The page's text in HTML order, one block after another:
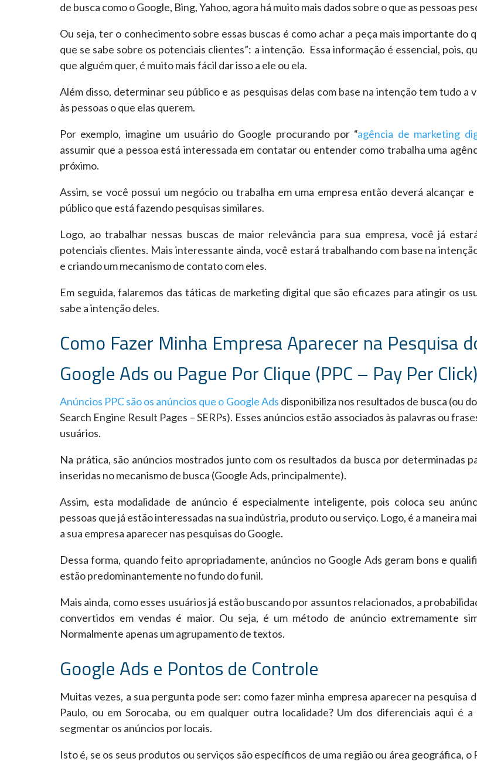
de busca como o Google, Bing, Yahoo, agora há muito mais dados sobre o que as pessoas
Ou seja, ter o conhecimento sobre essas buscas é como achar a peça mais importante do
que se sabe sobre os potenciais clientes”: a intenção. Essa informação é essencial, pois,
que alguém quer, é muito mais fácil darissoa ele ou ela.
Além disso, determinar seu público e as pesquisas delas com base na intenção tem tudo a
às pessoas o que elas querem.
Por exemplo, imagine um usuário do Google procurando por “agência de marketing
assumir que a pessoa está interessada em contatar ou entender como trabalha uma
próximo.
Assim, se você possui um negócio ou trabalha em uma empresa então deverá alcançar
público que está fazendo pesquisas similares.
Logo, ao trabalhar nessas buscas de maior relevância para sua empresa, você já
potenciais clientes. Mais interessante ainda, você estará trabalhando com base na
e criando um mecanismo de contato com eles.
Em seguida, falaremos das táticas de marketing digital que são eficazes para atingir os
sabe a intenção deles.
Como Fazer Minha Empresa Aparecer na Pesquisa
Google Ads ou Pague Por Clique (PPC – Pay Per Click)
Anúncios PPC são os anúncios que o Google Ads disponibiliza nos resultados de busca (ou
Search Engine Result Pages – SERPs). Esses anúncios estão associados às palavras ou
usuários.
Na prática, são anúncios mostrados junto com os resultados da busca por determinadas
inseridas no mecanismo de busca (Google Ads, principalmente).
Assim, esta modalidade de anúncio é especialmente inteligente, pois coloca seu
pessoas que já estão interessadas na sua indústria, produto ou serviço. Logo, é a maneira
a sua empresa aparecer nas pesquisas do Google.
Dessa forma, quando feito apropriadamente, anúncios no Google Ads geram bons e
estão predominantemente no fundo do funil.
Mais ainda, como esses usuários já estão buscando por assuntos relacionados, a
convertidos em vendas é maior. Ou seja, é um método de anúncio extremamente
Normalmente apenas um agrupamento de textos.
Google Ads e Pontos de Controle
Muitas vezes, a sua pergunta pode ser: como fazer minha empresa aparecer na pesquisa
Paulo, ou em Sorocaba, ou em qualquer outra localidade? Um dos diferenciais aqui é a
segmentar os anúncios por locais.
Isto é, se os seus produtos ou serviços são específicos de uma região ou área geográfica, o